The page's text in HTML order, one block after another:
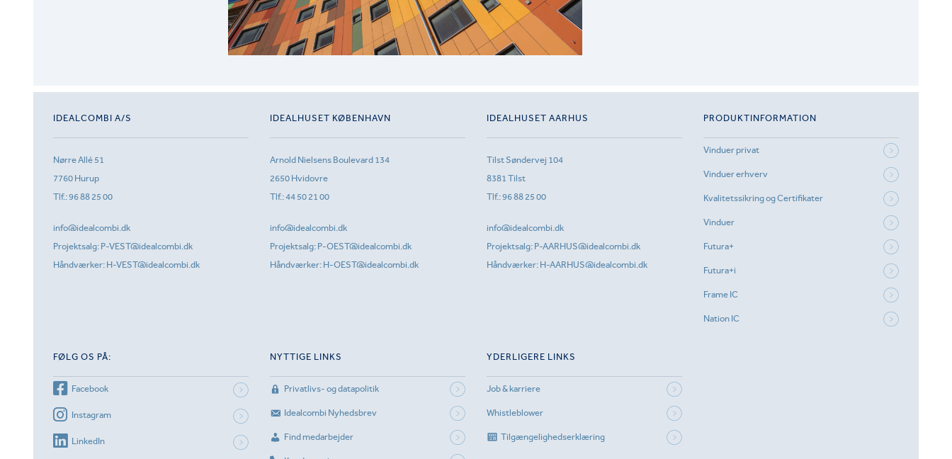
IDEALCOMBI A/S
Nørre Allé 51
7760 Hurup
Tlf.:96 88 25 00
info@idealcombi.dk
Projektsalg: P-VEST@idealcombi.dk
Håndværker: H-VEST@idealcombi.dk
IDEALHUSET KØBENHAVN
Arnold Nielsens Boulevard 134
2650 Hvidovre
Tlf.:44 50 21 00
info@idealcombi.dk
Projektsalg: P-OEST@idealcombi.dk
Håndværker: H-OEST@idealcombi.dk
IDEALHUSET AARHUS
Tilst Søndervej 104
8381 Tilst
Tlf.:96 88 25 00
info@idealcombi.dk
Projektsalg: P-AARHUS@idealcombi.dk
Håndværker: H-AARHUS@idealcombi.dk
PRODUKTINFORMATION
Vinduer privat
Vinduer erhverv
Kvalitetssikring og Certifikater
Vinduer
Futura+
Futura+i
Frame IC
Nation IC
FØLG OS PÅ:
Facebook
Instagram
LinkedIn
NYTTIGE LINKS
Privatlivs- og datapolitik
Idealcombi Nyhedsbrev
Find medarbejder
YDERLIGERE LINKS
Job & karriere
Whistleblower
Tilgængelighedserklæring